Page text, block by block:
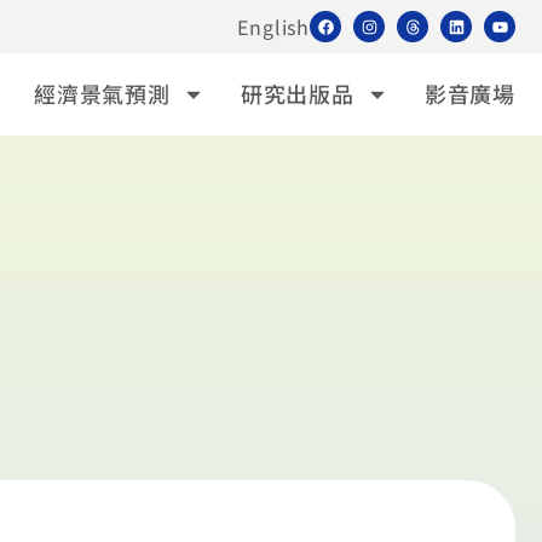
English
經濟景氣預測 研究出版品 影音廣場